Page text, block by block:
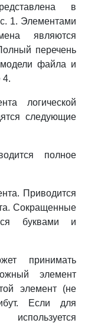
в
1. Элементами
являются
перечень
модели файла и
4.
логической
следующие
полное
Приводится
Сокращенные
буквами и
принимать
элемент
элемент (не
Если для